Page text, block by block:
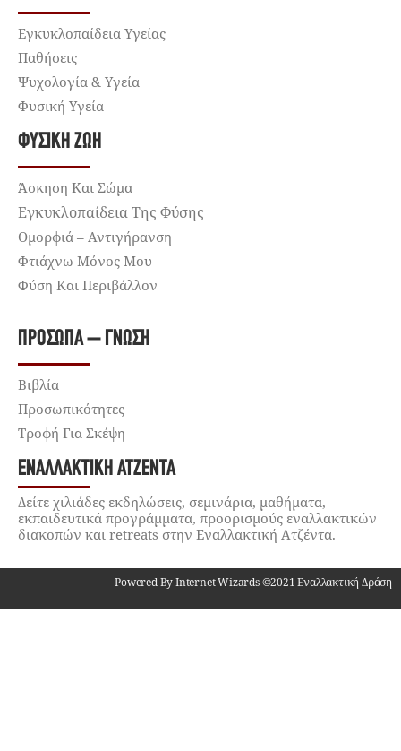
Εγκυκλοπαίδεια Υγείας
Παθήσεις
Ψυχολογία & Υγεία
Φυσική Υγεία
ΦΥΣΙΚΉ ΖΩΉ
Άσκηση Και Σώμα
Εγκυκλοπαίδεια Της Φύσης
Ομορφιά – Αντιγήρανση
Φτιάχνω Μόνος Μου
Φύση Και Περιβάλλον
ΠΡΌΣΩΠΑ – ΓΝΏΣΗ
Βιβλία
Προσωπικότητες
Τροφή Για Σκέψη
ΕΝΑΛΛΑΚΤΙΚΉ ΑΤΖΈΝΤΑ
Δείτε χιλιάδες εκδηλώσεις, σεμινάρια, μαθήματα,
εκπαιδευτικά προγράμματα, προορισμούς εναλλακτικών
διακοπών και retreats στην Εναλλακτική Ατζέντα.
Powered By Internet Wizards ©2021 Εναλλακτική Δράση